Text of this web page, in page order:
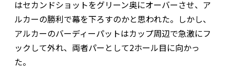
はセカンドショットをグリーン奥にオーバーさせ、ア
ルカーの勝利で幕を下ろすのかと思われた。しかし、
アルカーのバーディーパットはカップ周辺で急激にフ
ックして外れ、両者パーとして2ホール目に向かっ
た。